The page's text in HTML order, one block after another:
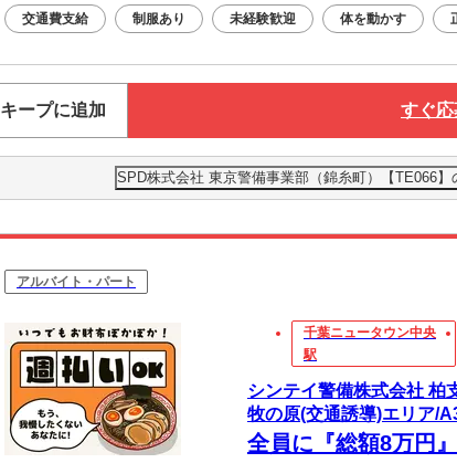
交通費支給 制服あり 未経験歓迎 体を動かす
キープに追加 すぐ
SPD株式会社 東京警備事業部（錦糸町）【TE066】
アルバイト・パート
千葉ニュータウン中央
駅
シンテイ警備株式会社 柏
牧の原(交通誘導)エリア/
全員に『総額8万円